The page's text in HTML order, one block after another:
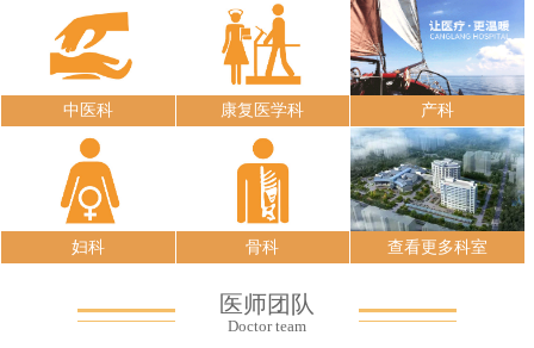
中医科 康复医学科 产科
妇科 骨科 查看更多科室
医师团队
Doctor team